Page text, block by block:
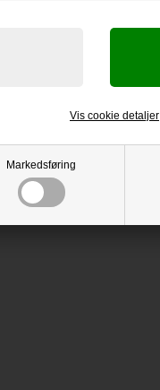
Markedsføring
Vis cookie detaljer